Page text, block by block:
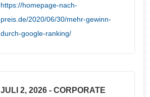
https://homepage-nach-
preis.de/2020/06/30/mehr-gewinn-
durch-google-ranking/
JULI 2, 2026 - CORPORATE